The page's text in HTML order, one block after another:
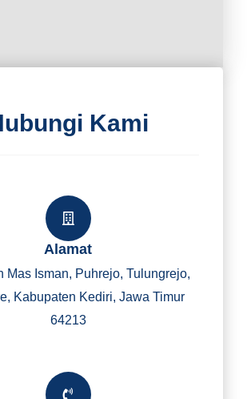
Kami
Alamat
Mas Isman, Puhrejo, Tulungrejo,
Kabupaten Kediri, Jawa Timur
64213